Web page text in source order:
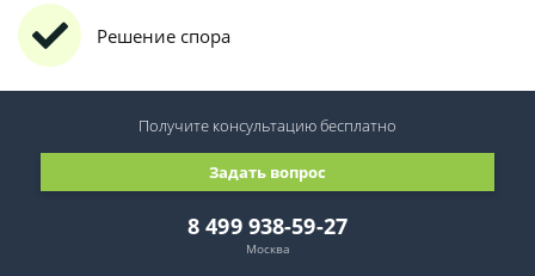
Решение спора
8 499 938-59-27
Москва
Задать вопрос
Получите консультациюбесплатно